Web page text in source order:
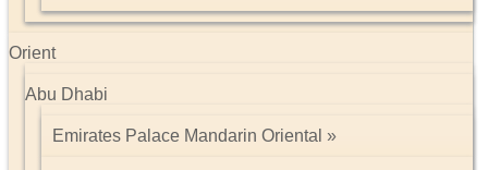
Orient
Abu Dhabi
Emirates Palace Mandarin Oriental